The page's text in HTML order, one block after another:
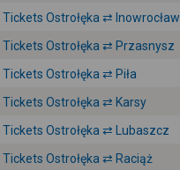
Tickets Ostrołęka ⇄ Inowrocław
Tickets Ostrołęka ⇄ Przasnysz
Tickets Ostrołęka ⇄ Piła
Tickets Ostrołęka ⇄ Karsy
Tickets Ostrołęka ⇄ Lubaszcz
Tickets Ostrołęka ⇄ Raciąż